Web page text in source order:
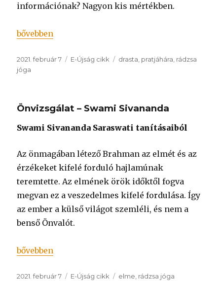
információnak? Nagyon kis mértékben.
„Mi a drashta?”
bővebben
Közzétéve
2021. február 7 Kategória
E-Újság cikk Címke
drasta pratjáhára rádzsa
jóga
Önvizsgálat – Swami Sivananda
Swami Sivananda Saraswati tanításaiból
Az önmagában létező Brahman az elmét és az
érzékeket kifelé forduló hajlamúnak
teremtette. Az elmének örök időktől fogva
megvan ez a veszedelmes kifelé fordulása. Így
az ember a külső világot szemléli, és nem a
benső Önvalót.
„Önvizsgálat – Swami Sivananda”
bővebben
Közzétéve
2021. február 7 Kategória
E-Újság cikk Címke
elme rádzsa jóga